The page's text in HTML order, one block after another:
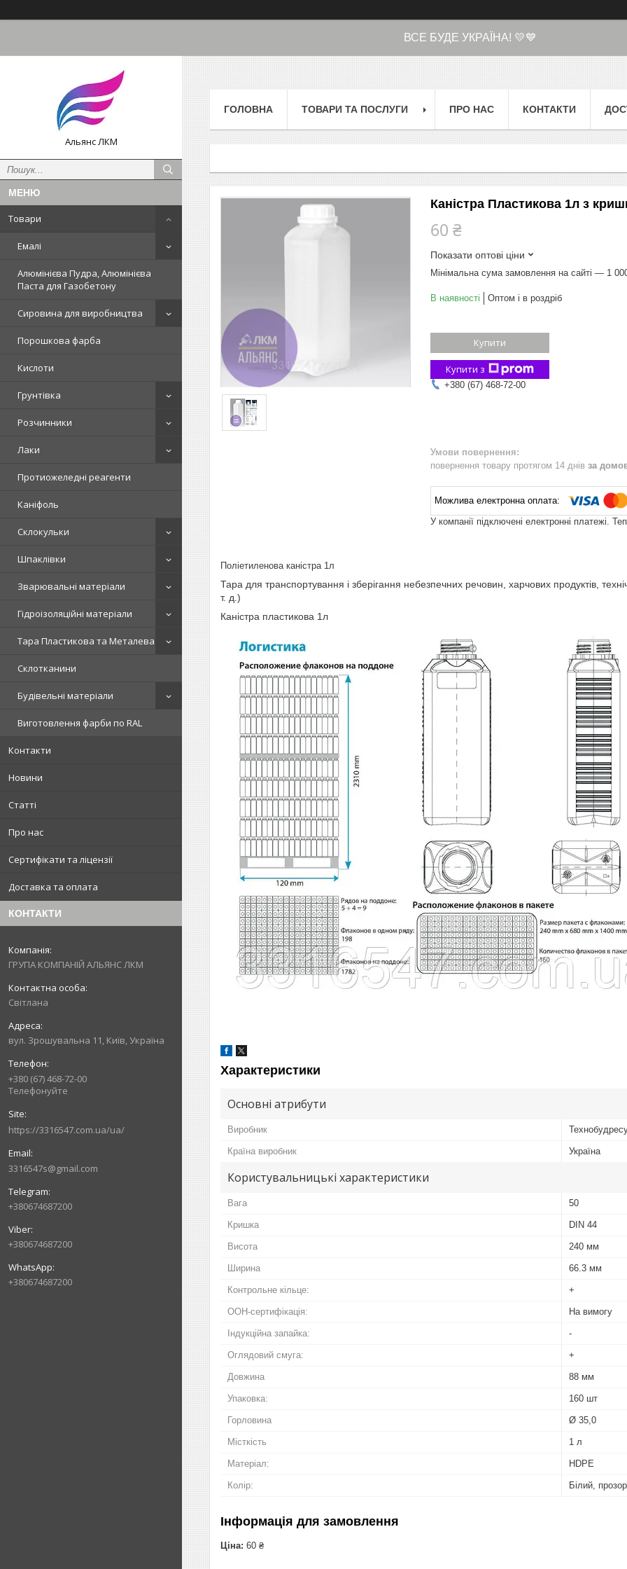
ВСЕ БУДЕ УКРАЇНА! 💛💙
Альянс ЛКМ
Товари
Емалі
Алюмінієва Пудра, Алюмінієва
Паста для Газобетону
Сировина для виробництва
Порошкова фарба
Кислоти
Грунтівка
Розчинники
Лаки
Протиожеледні реагенти
Каніфоль
Склокульки
Шпаклівки
Зварювальні матеріали
Гідроізоляційні матеріали
Тара Пластикова та Металева
Склотканини
Будівельні матеріали
Виготовлення фарби по RAL
Контакти
Новини
Статті
Про нас
Сертифікати та ліцензії
Доставка та оплата
КОНТАКТИ
ГРУПА КОМПАНІЙ АЛЬЯНС ЛКМ
Світлана
вул. Зрошувальна 11, Київ, Україна
+380 (67) 468-72-00
Телефонуйте
https://3316547.com.ua/ua/
3316547s@gmail.com
+380674687200
+380674687200
+380674687200
ГОЛОВНА ТОВАРИ ТА ПОСЛУГИ ПРО НАС КОНТАКТИ
Каністра Пластикова 1л з
60 ₴
Показати оптові ціни
Мінімальна сума замовлення на сайті — 1
В наявності Оптом і в роздріб
Купити
Купити з
+380 (67) 468-72-00
повернення товару протягом 14 днів за
У компанії підключені електронні платежі.
Поліетиленова каністра 1л
Тара для транспортування і зберігання небезпечних речовин, харчових продуктів,
т. д.)
Каністра пластикова 1л
Характеристики
Основні атрибути
Виробник
Країна виробник Україна
Користувальницькі характеристики
Вага 50
Кришка DIN 44
Висота 240 мм
Ширина 66.3 мм
Контрольне кільце: +
ООН-сертифікація: На вимогу
Індукційна запайка: -
Оглядовий смуга: +
Довжина 88 мм
Упаковка: 160 шт
Горловина Ø 35,0
Місткість 1 л
Матеріал: HDPE
Колір: Білий,
Інформація для замовлення
Ціна: 60 ₴